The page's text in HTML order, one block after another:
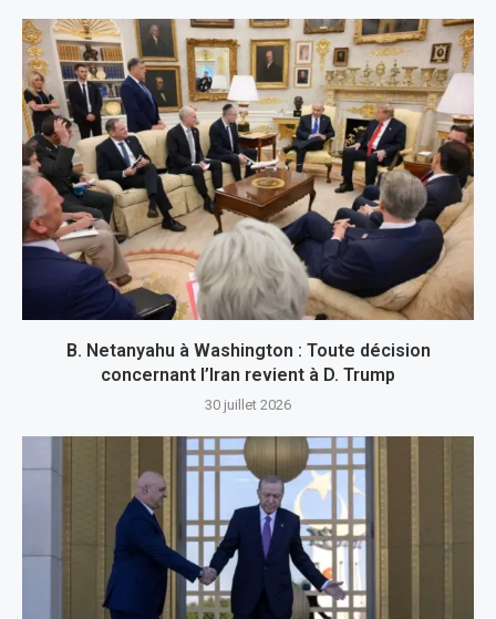
B. Netanyahu à Washington : Toute décision
concernant l’Iran revient à D. Trump
30 juillet 2026